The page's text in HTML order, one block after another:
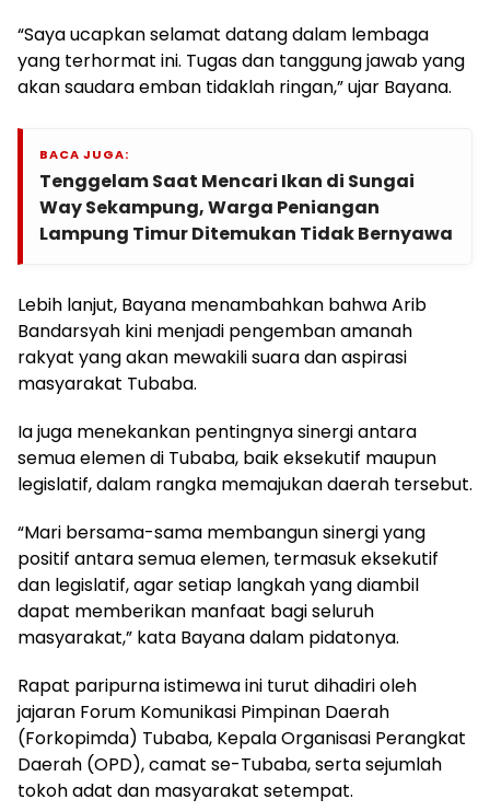
“Saya ucapkan selamat datang dalam lembaga
yang terhormat ini. Tugas dan tanggung jawab yang
akan saudara emban tidaklah ringan,” ujar Bayana.
BACA JUGA:
Tenggelam Saat Mencari Ikan di Sungai
Way Sekampung, Warga Peniangan
Lampung Timur Ditemukan Tidak Bernyawa
Lebih lanjut, Bayana menambahkan bahwa Arib
Bandarsyah kini menjadi pengemban amanah
rakyat yang akan mewakili suara dan aspirasi
masyarakat Tubaba.
Ia juga menekankan pentingnya sinergi antara
semua elemen di Tubaba, baik eksekutif maupun
legislatif, dalam rangka memajukan daerah tersebut.
“Mari bersama-sama membangun sinergi yang
positif antara semua elemen, termasuk eksekutif
dan legislatif, agar setiap langkah yang diambil
dapat memberikan manfaat bagi seluruh
masyarakat,” kata Bayana dalam pidatonya.
Rapat paripurna istimewa ini turut dihadiri oleh
jajaran Forum Komunikasi Pimpinan Daerah
(Forkopimda) Tubaba, Kepala Organisasi Perangkat
Daerah (OPD), camat se-Tubaba, serta sejumlah
tokoh adat dan masyarakat setempat.